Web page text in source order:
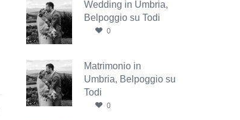
Wedding in Umbria,
Belpoggio su Todi
0
Matrimonio in
Umbria, Belpoggio su
Todi
0